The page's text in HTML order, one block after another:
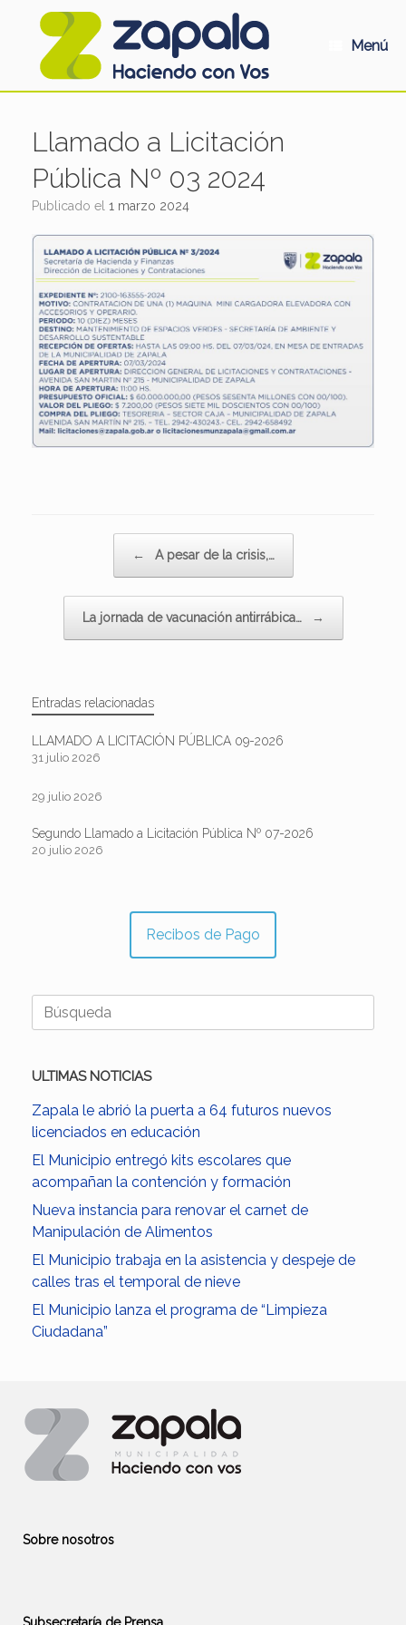
Menú
Llamado a Licitación
Pública Nº 03 2024
Publicado el 1 marzo 2024
← A pesar de la crisis,…
La jornada de vacunación antirrábica… →
Entradas relacionadas
LLAMADO A LICITACIÓN PÚBLICA 09-2026
31 julio 2026
29 julio 2026
Segundo Llamado a Licitación Pública Nº 07-2026
20 julio 2026
Recibos de Pago
Buscar:
ULTIMAS NOTICIAS
Zapala le abrió la puerta a 64 futuros nuevos
licenciados en educación
El Municipio entregó kits escolares que
acompañan la contención y formación
Nueva instancia para renovar el carnet de
Manipulación de Alimentos
El Municipio trabaja en la asistencia y despeje de
calles tras el temporal de nieve
El Municipio lanza el programa de “Limpieza
Ciudadana”
Sobre nosotros
Subsecretaría de Prensa